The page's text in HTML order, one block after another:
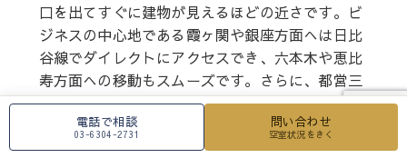
お電話での問い合わせ
口を出てすぐに建物が見えるほどの近さです。ビ
ジネスの中心地である霞ヶ関や銀座方面へは日比
谷線でダイレクトにアクセスでき、六本木や恵比
寿方面への移動もスムーズです。さらに、都営三
田線「御成門駅」徒歩8分、東京メトロ南北線
「六本木一丁目駅」徒歩9分、銀座線「虎ノ門
駅」徒歩12分、大江戸線「赤羽橋駅」徒歩15分
電話で相談
03-6304-2731
問い合わせ
空室状況をきく